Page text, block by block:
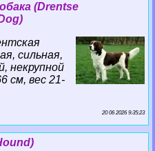
(Drentse
сильная,
некрупной
см, вес 21-
20 06 2026 9:35:23